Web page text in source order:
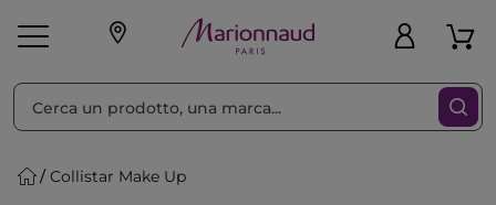
Make-up Profumi
Collistar Make Up
Ordina per Filtra